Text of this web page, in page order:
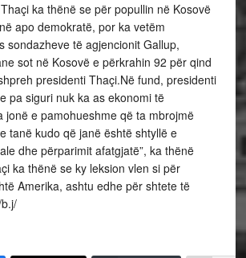
ka thënë se për popullin në Kosovë
apo demokratë, por ka vetëm
sondazheve të agjencionit Gallup,
sot në Kosovë e përkrahin 92 për qind
presidenti Thaçi.Në fund, presidenti
pa siguri nuk ka as ekonomi të
jonë e pamohueshme që ta mbrojmë
tanë kudo që janë është shtyllë e
dhe përparimit afatgjatë”, ka thënë
ka thënë se ky leksion vlen si për
Amerika, ashtu edhe për shtete të